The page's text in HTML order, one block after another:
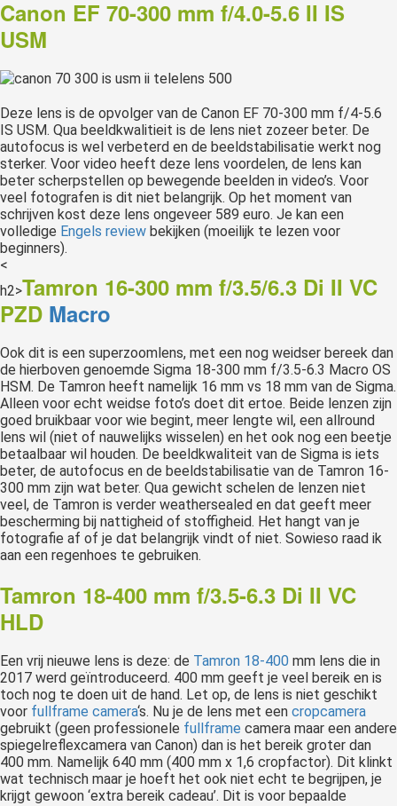
Canon EF 70-300 mm f/4.0-5.6 II IS
USM
Deze lens is de opvolger van de Canon EF 70-300 mm f/4-5.6
IS USM. Qua beeldkwalitieit is de lens niet zozeer beter. De
autofocus is wel verbeterd en de beeldstabilisatie werkt nog
sterker. Voor video heeft deze lens voordelen, de lens kan
beter scherpstellen op bewegende beelden in video’s. Voor
veel fotografen is dit niet belangrijk. Op het moment van
schrijven kost deze lens ongeveer 589 euro. Je kan een
volledige Engels review bekijken (moeilijk te lezen voor
beginners).
<
h2>Tamron 16-300 mm f/3.5/6.3 Di II VC
PZD Macro
Ook dit is een superzoomlens, met een nog weidser bereek dan
de hierboven genoemde Sigma 18-300 mm f/3.5-6.3 Macro OS
HSM. De Tamron heeft namelijk 16 mm vs 18 mm van de Sigma.
Alleen voor echt weidse foto’s doet dit ertoe. Beide lenzen zijn
goed bruikbaar voor wie begint, meer lengte wil, een allround
lens wil (niet of nauwelijks wisselen) en het ook nog een beetje
betaalbaar wil houden. De beeldkwaliteit van de Sigma is iets
beter, de autofocus en de beeldstabilisatie van de Tamron 16-
300 mm zijn wat beter. Qua gewicht schelen de lenzen niet
veel, de Tamron is verder weathersealed en dat geeft meer
bescherming bij nattigheid of stoffigheid. Het hangt van je
fotografie af of je dat belangrijk vindt of niet. Sowieso raad ik
aan een regenhoes te gebruiken.
Tamron 18-400 mm f/3.5-6.3 Di II VC
HLD
Een vrij nieuwe lens is deze: de Tamron 18-400 mm lens die in
2017 werd geïntroduceerd. 400 mm geeft je veel bereik en is
toch nog te doen uit de hand. Let op, de lens is niet geschikt
voor fullframe camera‘s. Nu je de lens met een cropcamera
gebruikt (geen professionele fullframe camera maar een andere
spiegelreflexcamera van Canon) dan is het bereik groter dan
400 mm. Namelijk 640 mm (400 mm x 1,6 cropfactor). Dit klinkt
wat technisch maar je hoeft het ook niet echt te begrijpen, je
krijgt gewoon ‘extra bereik cadeau’. Dit is voor bepaalde